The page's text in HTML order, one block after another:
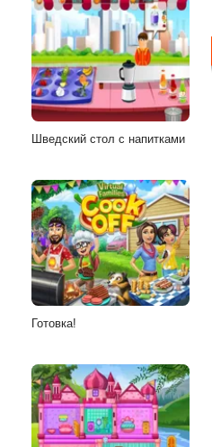
Шведский стол с напитками
Готовка!